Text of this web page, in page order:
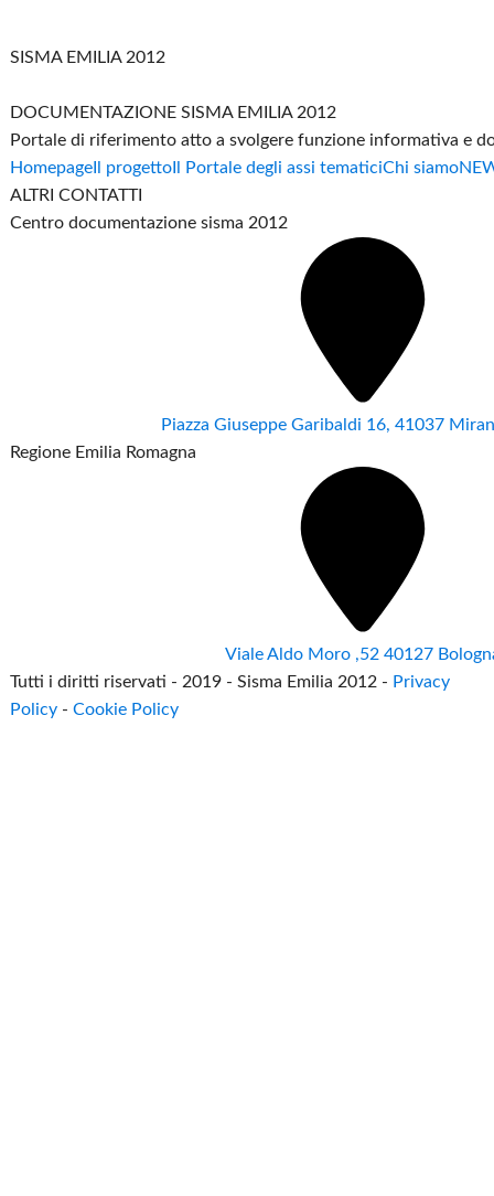
SISMA EMILIA 2012
DOCUMENTAZIONE SISMA EMILIA 2012
Portale di riferimento atto a svolgere funzione informativa e
Homepage Il progetto Il Portale degli assi tematiciChi siamo
ALTRI CONTATTI
Centro documentazione sisma 2012
Piazza Giuseppe Garibaldi 16, 41037
Regione Emilia Romagna
Viale Aldo Moro ,52 40127
Tutti i diritti riservati - 2019 - Sisma Emilia 2012 - Privacy
Policy -Cookie Policy